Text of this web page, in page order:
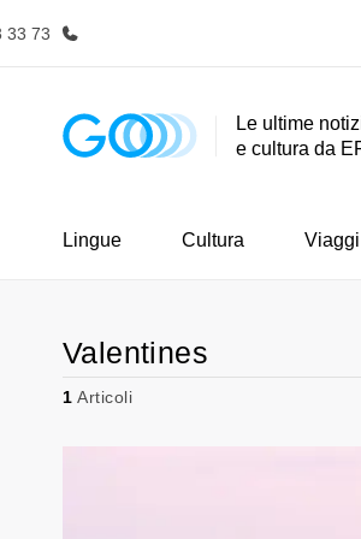
33 73
Homepage
Le ultime
e cultura da
Lingue Cultura Viaggi
Valentines
1 Articoli